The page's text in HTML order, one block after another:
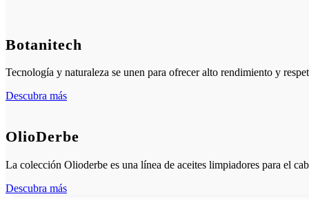
Botanitech
Tecnología y naturaleza se unen para ofrecer alto rendimiento y
Descubra más
OlioDerbe
La colección Olioderbe es una línea de aceites limpiadores para el
Descubra más